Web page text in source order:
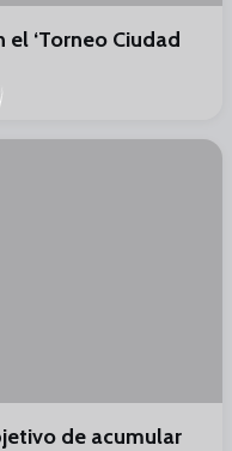
‘Torneo Ciudad
de acumular